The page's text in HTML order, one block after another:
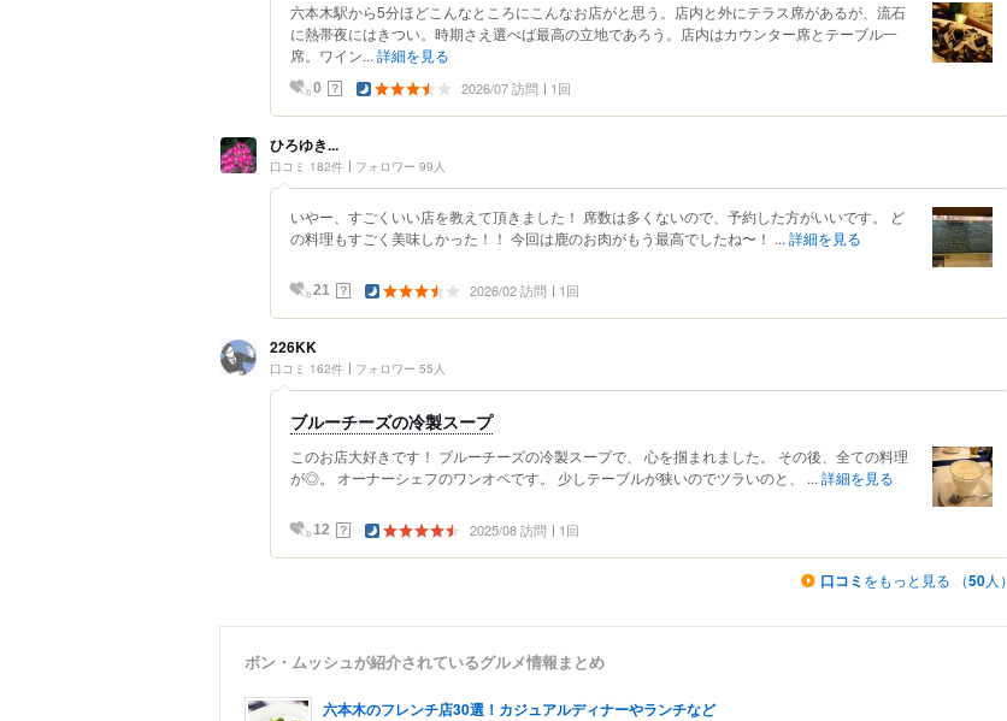
六本木駅から5分ほどこんなところにこんなお店がと思う。店内と外にテラス席があるが、流石
に熱帯夜にはきつい。時期さえ選べば最高の立地であろう。店内はカウンター席とテーブル一
席。ワイン... 詳細を見る
0 ？ 2026/07 訪問 1回
ひろゆき...
口コミ 182件 フォロワー 99人
いやー、すごくいい店を教えて頂きました！ 席数は多くないので、予約した方がいいです。 ど
の料理もすごく美味しかった！！ 今回は鹿のお肉がもう最高でしたね〜！ ... 詳細を見る
21 ？ 2026/02 訪問 1回
226KK
口コミ 162件 フォロワー 55人
ブルーチーズの冷製スープ
このお店大好きです！ ブルーチーズの冷製スープで、 心を掴まれました。 その後、全ての料理
が◎。 オーナーシェフのワンオペです。 少しテーブルが狭いのでツラいのと、 ... 詳細を見る
12 ？ 2025/08 訪問 1回
口コミ をもっと見る （50人）
ボン・ムッシュが紹介されているグルメ情報まとめ
六本木のフレンチ店30選！カジュアルディナーやランチなど